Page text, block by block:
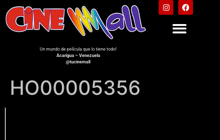
Un mundo de película que lo tiene todo!
Acarigua – Venezuela
@tucinemall
HO00005356